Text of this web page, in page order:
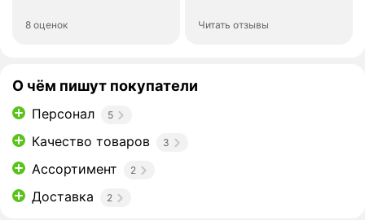
8 оценок Читать отзывы
О чём пишут покупатели
Персонал 5
Качество товаров 3
Ассортимент 2
Доставка 2